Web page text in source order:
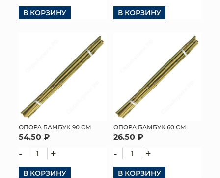
ЯЩИКИ
СУНДУКИ
ИСКУССТВЕННЫЕ ЦВЕТЫ
ПОДАРОЧНЫЕ КАРТЫ
ТОРГОВЫЙ ЦЕНТР
ОПТОВЫМ КЛИЕНТАМ
ДОСТАВКА И ОПЛАТА
В КОРЗИНУ В КОРЗИНУ
ОПОРА БАМБУК 90 СМ
54.50 ₽
- +
В КОРЗИНУ
ОПОРА БАМБУК 60 СМ
26.50 ₽
- +
В КОРЗИНУ